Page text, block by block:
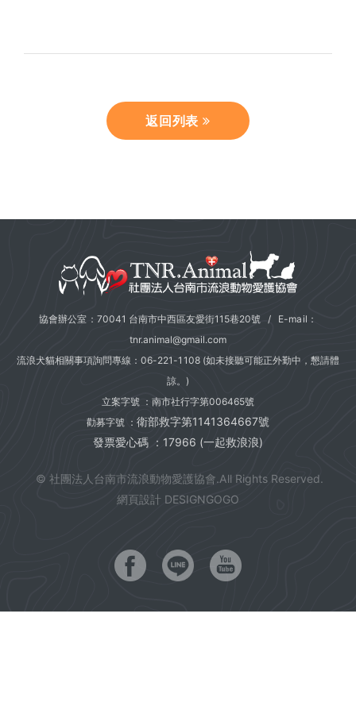
返回列表
協會辦公室：70041 台南市中西區友愛街115巷20號 / E-mail：
tnr.animal@gmail.com
流浪犬貓相關事項詢問專線：06-221-1108(如未接聽可能正外勤中，懇請體
諒。)
立案字號 ：南市社行字第006465號
勸募字號 ： 衛部救字第1141364667號
發票愛心碼 ：17966 (一起救浪浪)
© 社團法人台南市流浪動物愛護協會.All Rights Reserved.
網頁設計 DESIGNGOGO